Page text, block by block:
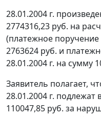
28.01.2004 г.
2774316,23 руб. на
(платежное поручение
2763624 руб. и
28.01.2004 г. на сумму
Заявитель полагает,
28.01.2004 г.
110047,85 руб. за